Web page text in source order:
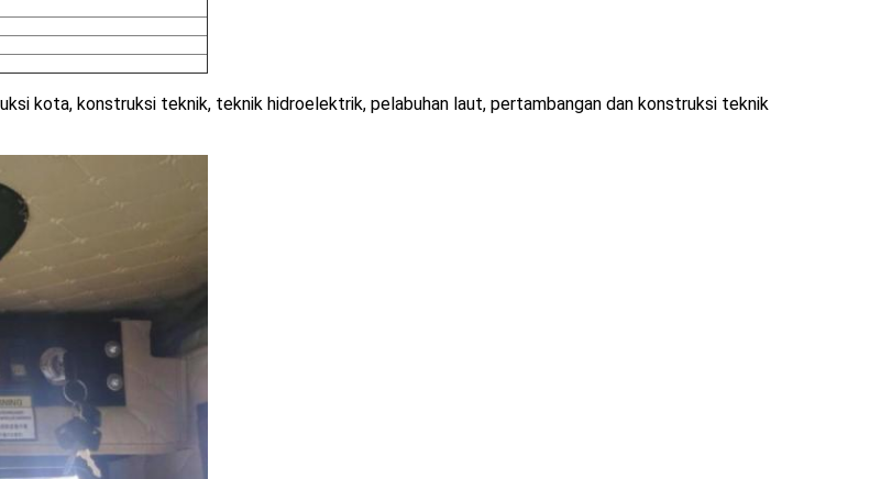
kota, konstruksi teknik, teknik hidroelektrik, pelabuhan laut, pertambangan dan konstruksi teknik